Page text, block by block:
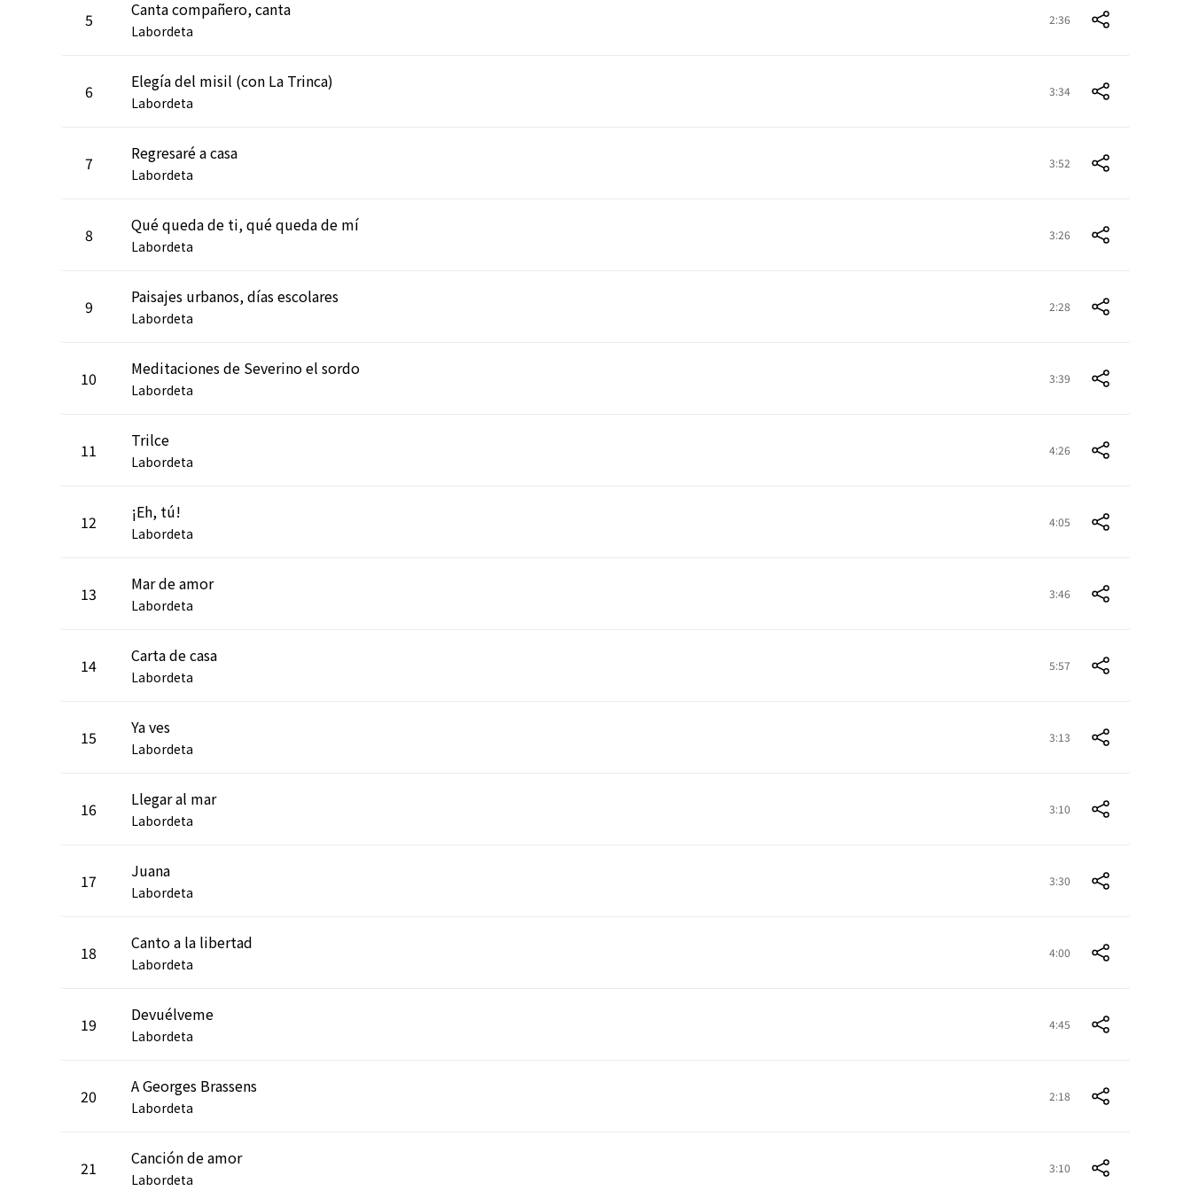
5 Canta compañero, canta
Labordeta
2:36
6 Elegía del misil (con La Trinca)
Labordeta
3:34
7 Regresaré a casa
Labordeta
3:52
8 Qué queda de ti, qué queda de mí
Labordeta
3:26
9 Paisajes urbanos, días escolares
Labordeta
2:28
10 Meditaciones de Severino el sordo
Labordeta
3:39
11 Trilce
Labordeta
4:26
12 ¡Eh, tú!
Labordeta
4:05
13 Mar de amor
Labordeta
3:46
14 Carta de casa
Labordeta
5:57
15 Ya ves
Labordeta
3:13
16 Llegar al mar
Labordeta
3:10
17 Juana
Labordeta
3:30
18 Canto a la libertad
Labordeta
4:00
19 Devuélveme
Labordeta
4:45
20 A Georges Brassens
Labordeta
2:18
21 Canción de amor
Labordeta
3:10